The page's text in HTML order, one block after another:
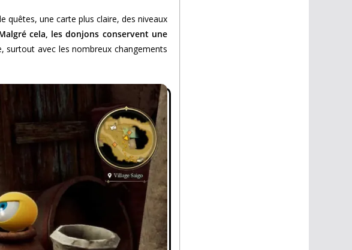
quêtes, une carte plus claire, des niveaux
cela, les donjons conservent une
surtout avec les nombreux changements